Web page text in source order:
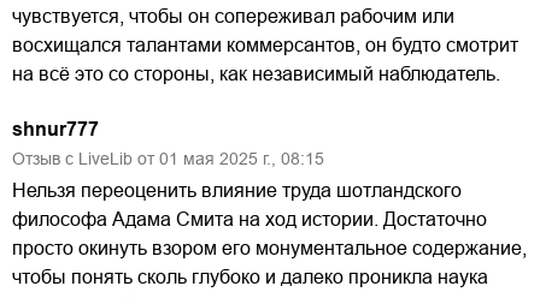
чувствуется, чтобы он сопереживал рабочим или
восхищался талантами коммерсантов, он будто смотрит
на всё это со стороны, как независимый наблюдатель.
shnur777
Отзыв с LiveLib от 01 мая 2025 г., 08:15
Нельзя переоценить влияние труда шотландского
философа Адама Смита на ход истории. Достаточно
просто окинуть взором его монументальное содержание,
чтобы понять сколь глубоко и далеко проникла наука